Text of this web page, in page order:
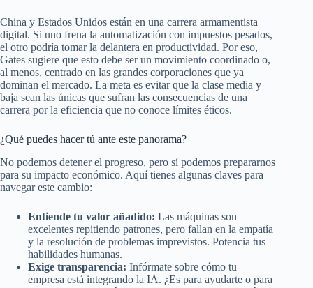
China y Estados Unidos están en una carrera armamentista
digital. Si uno frena la automatización con impuestos pesados,
el otro podría tomar la delantera en productividad. Por eso,
Gates sugiere que esto debe ser un movimiento coordinado o,
al menos, centrado en las grandes corporaciones que ya
dominan el mercado. La meta es evitar que la clase media y
baja sean las únicas que sufran las consecuencias de una
carrera por la eficiencia que no conoce límites éticos.
¿Qué puedes hacer tú ante este panorama?
No podemos detener el progreso, pero sí podemos prepararnos
para su impacto económico. Aquí tienes algunas claves para
navegar este cambio:
Entiende tu valor añadido: Las máquinas son
excelentes repitiendo patrones, pero fallan en la empatía
y la resolución de problemas imprevistos. Potencia tus
habilidades humanas.
Exige transparencia: Infórmate sobre cómo tu
empresa está integrando la IA. ¿Es para ayudarte o para